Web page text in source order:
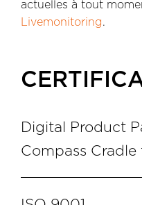
actuelles à tout
Livemonitoring.
Digital Product
Compass Cradle
Sky-Frame établit de